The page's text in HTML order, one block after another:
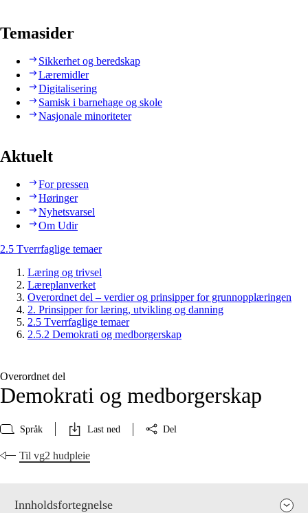
Temasider
Sikkerhet og beredskap
Læremidler
Digitalisering
Samisk i barnehage og skole
Nasjonale minoriteter
Aktuelt
For pressen
Høringer
Nyhetsvarsel
Om Udir
2.5 Tverrfaglige temaer
Læring og trivsel
Læreplanverket
Overordnet del – verdier og prinsipper for grunnopplæringen
2. Prinsipper for læring, utvikling og danning
2.5 Tverrfaglige temaer
2.5.2 Demokrati og medborgerskap
Overordnet del
Demokrati og medborgerskap
Språk Last ned Del
Til vg2 hudpleie
Innholdsfortegnelse